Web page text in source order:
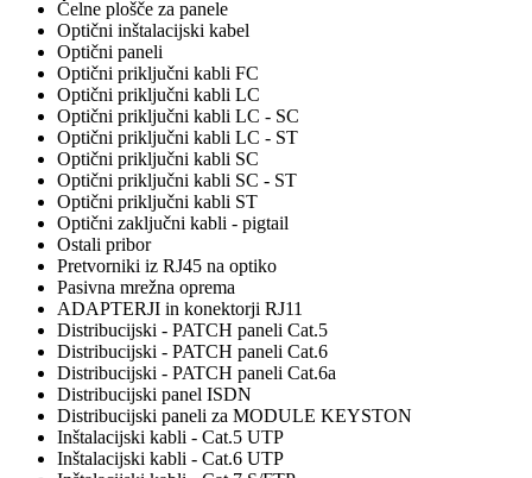
Čelne plošče za panele
Optični inštalacijski kabel
Optični paneli
Optični priključni kabli FC
Optični priključni kabli LC
Optični priključni kabli LC - SC
Optični priključni kabli LC - ST
Optični priključni kabli SC
Optični priključni kabli SC - ST
Optični priključni kabli ST
Optični zaključni kabli - pigtail
Ostali pribor
Pretvorniki iz RJ45 na optiko
Pasivna mrežna oprema
ADAPTERJI in konektorji RJ11
Distribucijski - PATCH paneli Cat.5
Distribucijski - PATCH paneli Cat.6
Distribucijski - PATCH paneli Cat.6a
Distribucijski panel ISDN
Distribucijski paneli za MODULE KEYSTON
Inštalacijski kabli - Cat.5 UTP
Inštalacijski kabli - Cat.6 UTP